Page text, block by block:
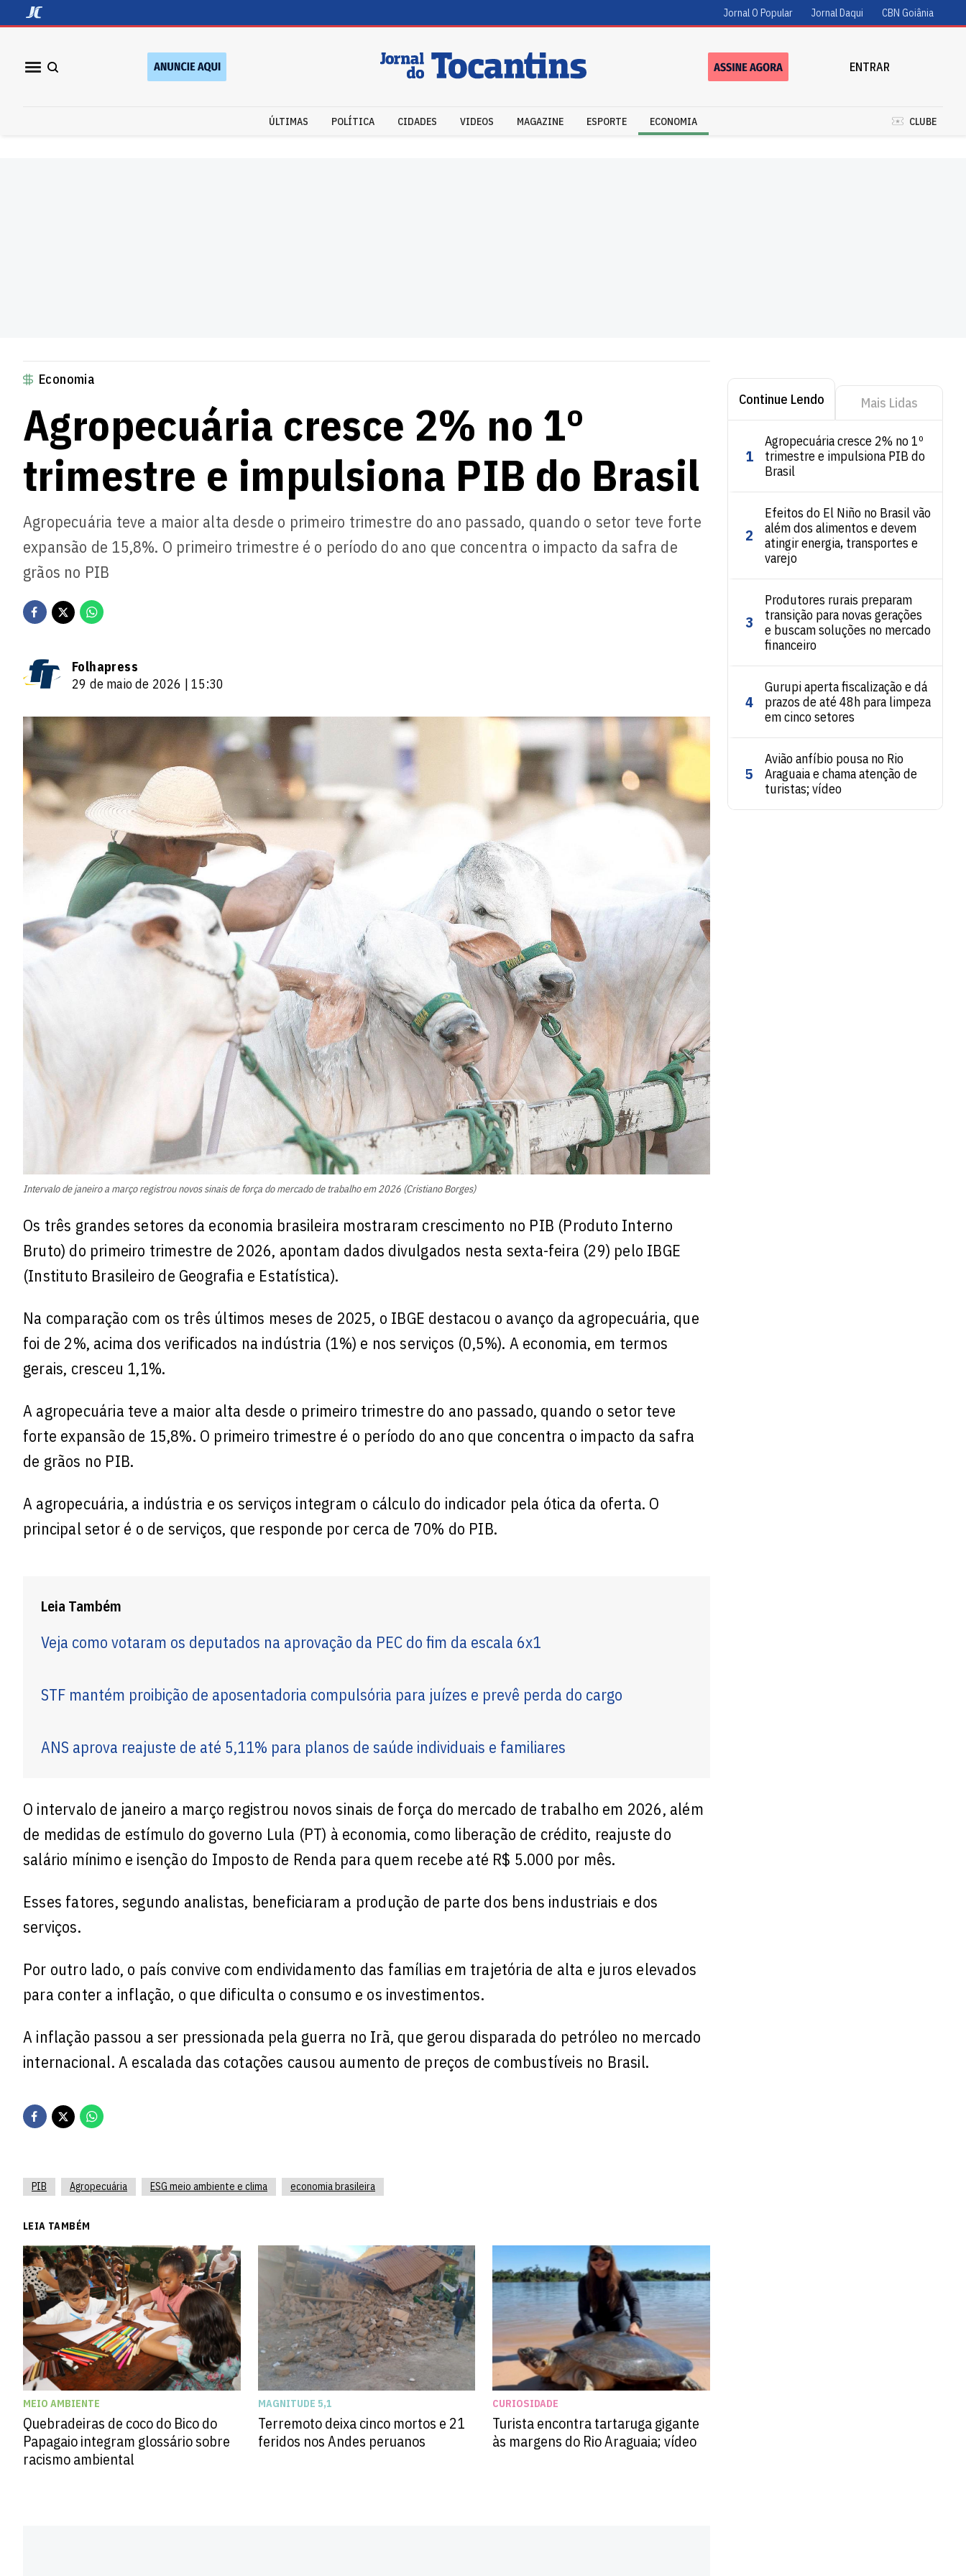
Jornal O Popular Jornal Daqui CBN Goiânia
ENTRAR
ÚLTIMAS POLÍTICA CIDADES VIDEOS MAGAZINE ESPORTE ECONOMIA CLUBE
Economia
Agropecuária cresce 2% no 1º
trimestre e impulsiona PIB do Brasil
Agropecuária teve a maior alta desde o primeiro trimestre do ano passado, quando o setor teve forte
expansão de 15,8%. O primeiro trimestre é o período do ano que concentra o impacto da safra de
grãos no PIB
Folhapress
29 de maio de 2026 | 15:30
Intervalo de janeiro a março registrou novos sinais de força do mercado de trabalho em 2026 (Cristiano Borges)
Os três grandes setores da economia brasileira mostraram crescimento no PIB (Produto Interno
Bruto) do primeiro trimestre de 2026, apontam dados divulgados nesta sexta-feira (29) pelo IBGE
(Instituto Brasileiro de Geografia e Estatística).
Na comparação com os três últimos meses de 2025, o IBGE destacou o avanço da agropecuária, que
foi de 2%, acima dos verificados na indústria (1%) e nos serviços (0,5%). A economia, em termos
gerais, cresceu 1,1%.
A agropecuária teve a maior alta desde o primeiro trimestre do ano passado, quando o setor teve
forte expansão de 15,8%. O primeiro trimestre é o período do ano que concentra o impacto da safra
de grãos no PIB.
A agropecuária, a indústria e os serviços integram o cálculo do indicador pela ótica da oferta. O
principal setor é o de serviços, que responde por cerca de 70% do PIB.
Leia Também
Veja como votaram os deputados na aprovação da PEC do fim da escala 6x1
STF mantém proibição de aposentadoria compulsória para juízes e prevê perda do cargo
ANS aprova reajuste de até 5,11% para planos de saúde individuais e familiares
O intervalo de janeiro a março registrou novos sinais de força do mercado de trabalho em 2026, além
de medidas de estímulo do governo Lula (PT) à economia, como liberação de crédito, reajuste do
salário mínimo e isenção do Imposto de Renda para quem recebe até R$ 5.000 por mês.
Esses fatores, segundo analistas, beneficiaram a produção de parte dos bens industriais e dos
serviços.
Por outro lado, o país convive com endividamento das famílias em trajetória de alta e juros elevados
para conter a inflação, o que dificulta o consumo e os investimentos.
A inflação passou a ser pressionada pela guerra no Irã, que gerou disparada do petróleo no mercado
internacional. A escalada das cotações causou aumento de preços de combustíveis no Brasil.
PIB Agropecuária ESG meio ambiente e clima economia brasileira
LEIA TAMBÉM
MEIO AMBIENTE
Quebradeiras de coco do Bico do
Papagaio integram glossário sobre
racismo ambiental
MAGNITUDE 5,1
Terremoto deixa cinco mortos e 21
feridos nos Andes peruanos
CURIOSIDADE
Turista encontra tartaruga gigante
às margens do Rio Araguaia; vídeo
Continue Lendo Mais Lidas
1
Agropecuária cresce 2% no 1º
trimestre e impulsiona PIB do
Brasil
2
Efeitos do El Niño no Brasil vão
além dos alimentos e devem
atingir energia, transportes e
varejo
3
Produtores rurais preparam
transição para novas gerações
e buscam soluções no mercado
financeiro
4
Gurupi aperta fiscalização e dá
prazos de até 48h para limpeza
em cinco setores
5
Avião anfíbio pousa no Rio
Araguaia e chama atenção de
turistas; vídeo